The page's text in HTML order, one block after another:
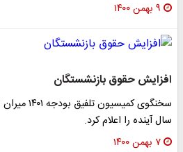
۹ بهمن ۱۴۰۰
افزایش حقوق بازنشستگان
سخنگوی
سال آینده را اعلام کرد.
۷ بهمن ۱۴۰۰